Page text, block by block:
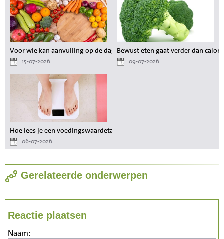
Voor wie kan aanvulling op de dagelijkse voeding waardevol zijn?
15-07-2026
Bewust eten gaat verder dan
09-07-2026
Hoe lees je een voedingswaardetabel als je wilt afvallen?
06-07-2026
Gerelateerde onderwerpen
Reactie plaatsen
Naam: